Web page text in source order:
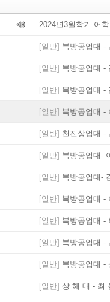
2024년3월학기 어
[일반] 북방공업대 -
[일반] 북방공업대 -
[일반] 북방공업대 -
[일반] 북방공업대 -
[일반] 천진상업대 -
[일반] 북방공업대-
[일반] 북방공업대-
[일반] 북방공업대 -
[일반] 북방공업대 -
[일반] 북방공업대 -
[일반] 북방공업대 -
[일반] 상 해 대 - 최